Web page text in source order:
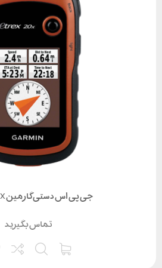
جی پی اس دستی گارمین ETREX 22X
تماس بگیرید